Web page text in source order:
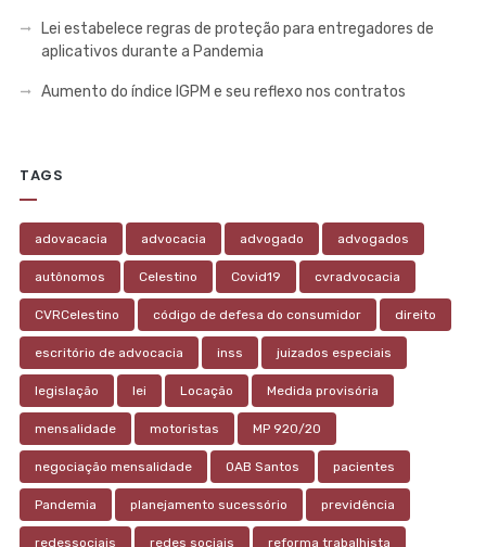
Lei estabelece regras de proteção para entregadores de
aplicativos durante a Pandemia
Aumento do índice IGPM e seu reflexo nos contratos
TAGS
adovacacia advocacia advogado advogados
autônomos Celestino Covid19 cvradvocacia
CVRCelestino código de defesa do consumidor direito
escritório de advocacia inss juizados especiais
legislação lei Locação Medida provisória
mensalidade motoristas MP 920/20
negociação mensalidade OAB Santos pacientes
Pandemia planejamento sucessório previdência
redessociais redes sociais reforma trabalhista